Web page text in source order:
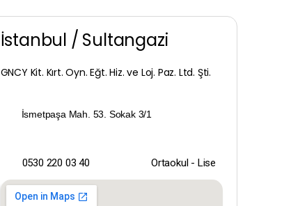
İstanbul / Sultangazi
GNCY Kit. Kırt. Oyn. Eğt. Hiz. ve Loj. Paz. Ltd. Şti.
İsmetpaşa Mah. 53. Sokak 3/1
0530 220 03 40 Ortaokul - Lise